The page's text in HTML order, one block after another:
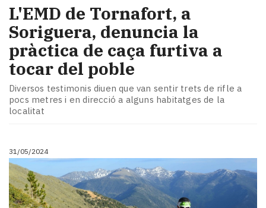
L'EMD de Tornafort, a
Soriguera, denuncia la
pràctica de caça furtiva a
tocar del poble
Diversos testimonis diuen que van sentir trets de rifle a
pocs metres i en direcció a alguns habitatges de la
localitat
31/05/2024